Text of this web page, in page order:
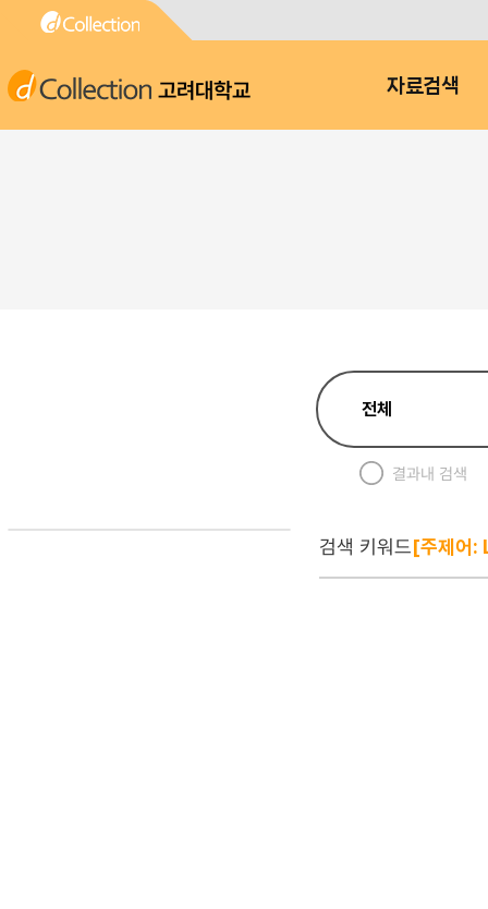
고려대학교 자료검색
결과내 검색
검색 키워드[주제